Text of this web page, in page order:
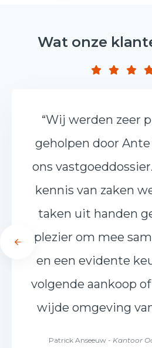
Wat onze
“Wij werden zeer
geholpen door
ons
kennis van zaken
taken uit handen
plezier om mee
en een evidente
volgende aankoop
wijde omgeving
Patrick Anseeuw - Kantoor